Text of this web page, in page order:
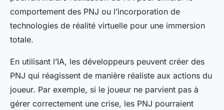
comportement des PNJ ou l’incorporation de
technologies de réalité virtuelle pour une immersion
totale.
En utilisant l’IA, les développeurs peuvent créer des
PNJ qui réagissent de manière réaliste aux actions du
joueur. Par exemple, si le joueur ne parvient pas à
gérer correctement une crise, les PNJ pourraient